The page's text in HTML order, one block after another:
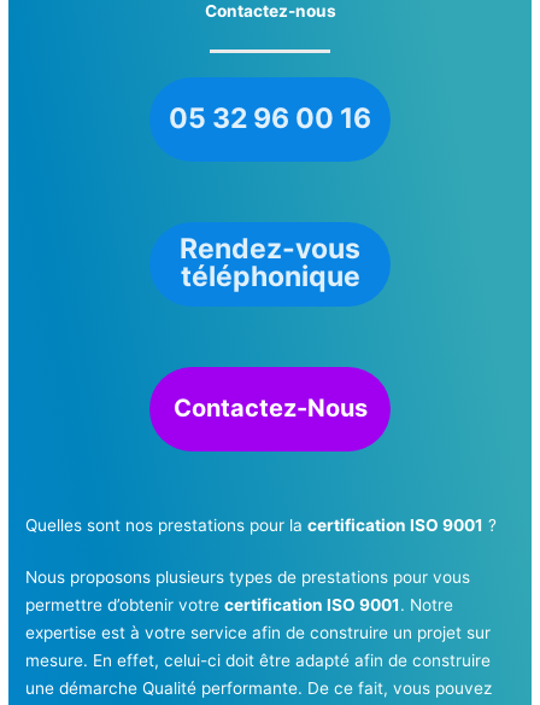
Contactez-nous
05 32 96 00 16
Rendez-vous
téléphonique
Contactez-Nous
Quelles sont nos prestations pour lacertification ISO 9001 ?
Nous proposons plusieurs types de prestations pour vous
permettre d’obtenir votrecertification ISO 9001. Notre
expertise est à votre service afin de construire un projet sur
mesure. En effet, celui-ci doit être adapté afin de construire
une démarche Qualité performante. De ce fait, vous pouvez